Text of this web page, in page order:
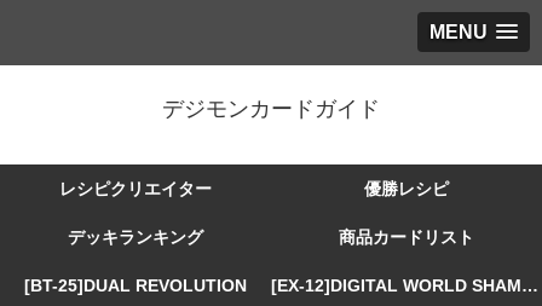
MENU
デジモンカードガイド
レシピクリエイター 優勝レシピ
デッキランキング 商品カードリスト
[BT-25]DUAL REVOLUTION [EX-12]DIGITAL WORLD SHAMBALA